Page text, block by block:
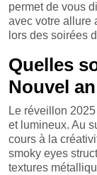
permet de vous
avec votre allure
lors des soirées
Quelles
Nouvel
Le réveillon
et lumineux. Au
cours à la
smoky eyes
textures